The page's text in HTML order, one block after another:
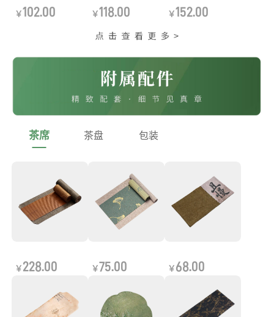
￥102.00 ￥118.00 ￥152.00
茶席 茶盘 包装
￥ 228.00 ￥75.00 ￥ 68.00